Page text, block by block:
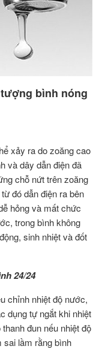
bình nóng
xảy ra do zoăng cao
và dây dẫn điện đã
chỗ nứt trên zoăng
đó dẫn điện ra bên
hỏng và mất chức
trong bình không
sinh nhiệt và đốt
24/24
chỉnh nhiệt độ nước,
dụng tự ngắt khi nhiệt
đun nếu nhiệt độ
sai lầm rằng bình